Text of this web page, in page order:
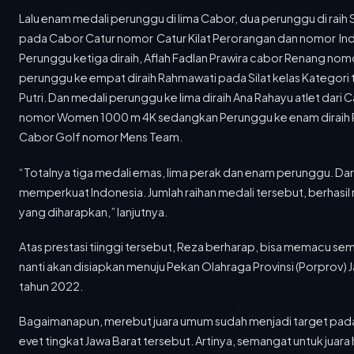
01 JUN 2025
PROMO JUMBO CASH BACK DEPSTORE Summarecon Mall Bandung
98 MAYA FM adalah stasiun radio yang menawarkan
sesuatu yang...
27 MEI 2025
Kolaborasi APINDO Jabar dan Forkopimda Garut Wujudkan Iklim Usaha Bebas Premanisme
Garut (BRS) – Ketua DPP APINDO Jawa Barat, Ning
Menenun Masa Depan Energi Lewat Jejak Digital: SEI dan Tiga Penghargaan Dalam Seminggu
Bandung (BRS) – Dalam lanskap energi yang terus
25 MEI 2025
Lalu enam medali perunggu di lima Cabor, dua perunggu di raih
pada Cabor Catur nomor Catur Kilat Perorangan dan nomor
Perunggu ketiga diraih, Aflah Fadlan Prawira cabor Renang
perunggu ke empat diraih Rahmawati pada Silat kelas Kategori
Putri. Dan medali perunggu ke lima diraih Ana Rahayu atlet dari
nomor Women 1000 m 4K sedangkan Perunggu ke enam diraih
Cabor Golf nomor Mens Team.
“Totalnya tiga medali emas, lima perak dan enam perunggu.
memperkuat Indonesia. Jumlah raihan medali tersebut,
yang diharapkan,” lanjutnya.
Atas prestasi tiinggi tersebut, Reza berharap, bisa memacu
nanti akan disiapkan menuju Pekan Olahraga Provinsi (Porprov)
tahun 2022.
Bagaimanapun, merebut juara umum sudah menjadi target
evet tingkat Jawa Barat tersebut. Artinya, semangat untuk juara